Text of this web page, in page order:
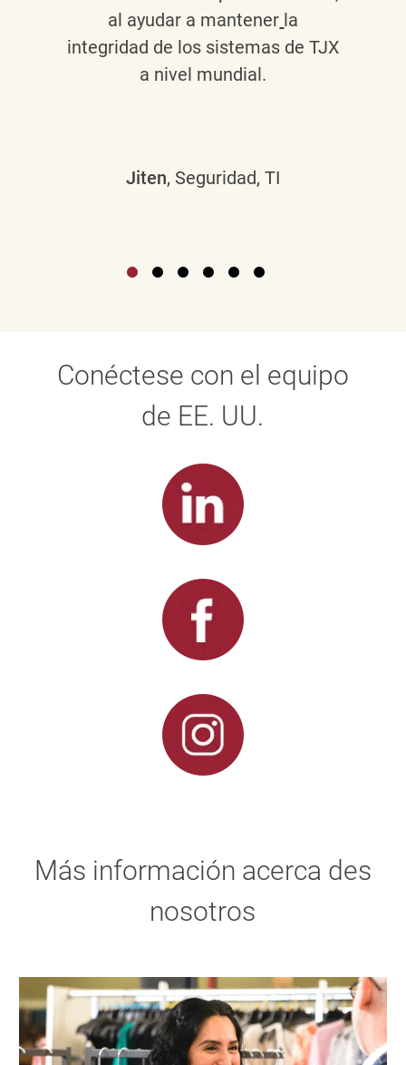
al ayudar a mantener la
integridad de los sistemas de TJX
a nivel mundial.
Jiten, Seguridad, TI
Conéctese con el equipo
de EE. UU.
Más información acerca des
nosotros